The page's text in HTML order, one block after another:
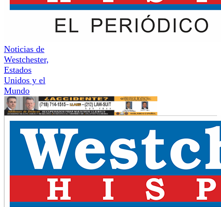
Noticias de
Westchester,
Estados
Unidos y el
Mundo